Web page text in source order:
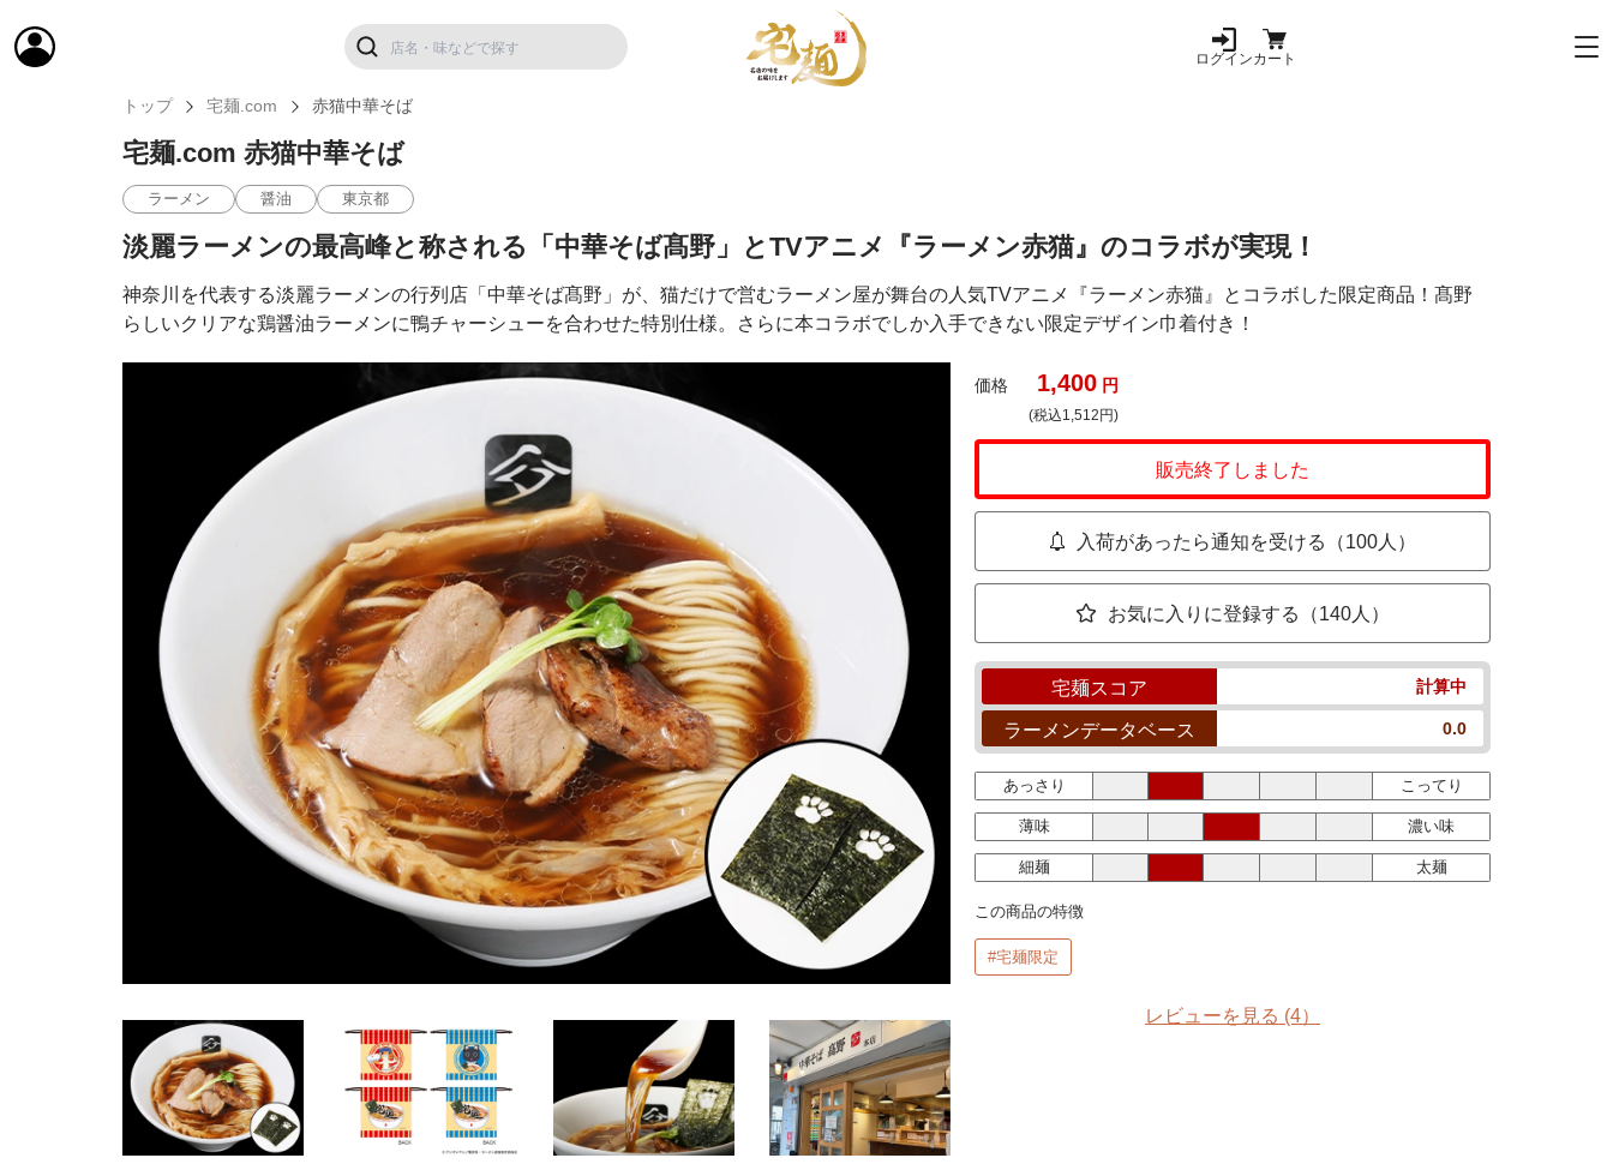
ログインカート
トップ 宅麺.com 赤猫中華そば
宅麺.com 赤猫中華そば
ラーメン 醤油 東京都
淡麗ラーメンの最高峰と称される「中華そば髙野」とTVアニメ『ラーメン赤猫』のコラボが実現！
神奈川を代表する淡麗ラーメンの行列店「中華そば髙野」が、猫だけで営むラーメン屋が舞台の人気TVアニメ『ラーメン赤猫』とコラボした限定商品！髙野
らしいクリアな鶏醤油ラーメンに鴨チャーシューを合わせた特別仕様。さらに本コラボでしか入手できない限定デザイン巾着付き！
価格 1,400 円
(税込1,512円)
販売終了しました
入荷があったら通知を受ける（100人）
お気に入りに登録する（140人）
宅麺スコア 計算中
ラーメンデータベース 0.0
あっさり こってり
薄味 濃い味
細麺 太麺
この商品の特徴
#宅麺限定
レビューを見る (4）